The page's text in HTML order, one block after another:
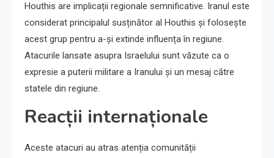
Houthis are implicații regionale semnificative. Iranul este
considerat principalul susținător al Houthis și folosește
acest grup pentru a-și extinde influența în regiune.
Atacurile lansate asupra Israelului sunt văzute ca o
expresie a puterii militare a Iranului și un mesaj către
statele din regiune.
Reacții internaționale
Aceste atacuri au atras atenția comunității